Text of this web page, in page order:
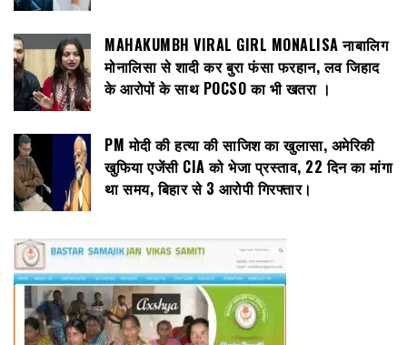
MAHAKUMBH VIRAL GIRL MONALISA नाबालिग
मोनालिसा से शादी कर बुरा फंसा फरहान, लव जिहाद
के आरोपों के साथ POCSO का भी खतरा ।
PM मोदी की हत्या की साजिश का खुलासा, अमेरिकी
खुफिया एजेंसी CIA को भेजा प्रस्ताव, 22 दिन का मांगा
था समय, बिहार से 3 आरोपी गिरफ्तार।